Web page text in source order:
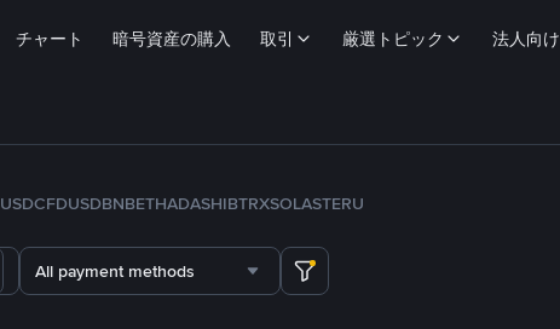
チャート 暗号資産の購入 取引 厳選トピック 法人向け
USDCFDUSDBNBETHADASHIBTRXSOLASTERU
All payment methods